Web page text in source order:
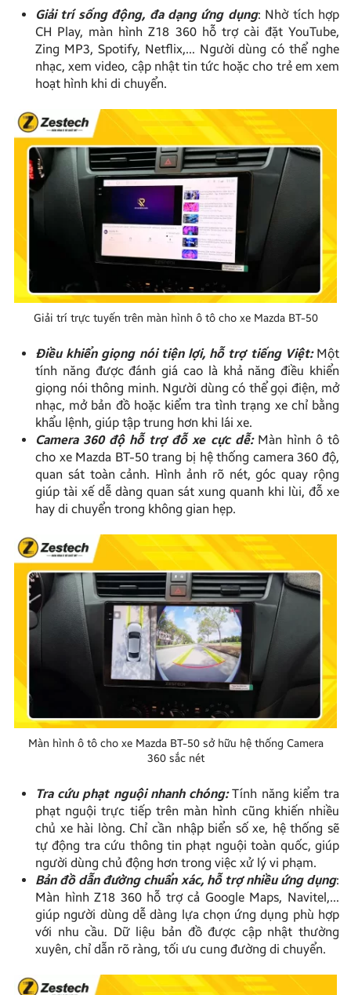
Giải trí sống động, đa dạng ứng dụng: Nhờ tích hợp
CH Play, màn hình Z18 360 hỗ trợ cài đặt YouTube,
Zing MP3, Spotify, Netflix,… Người dùng có thể nghe
nhạc, xem video, cập nhật tin tức hoặc cho trẻ em xem
hoạt hình khi di chuyển.
Giải trí trực tuyến trên màn hình ô tô cho xe Mazda BT-50
Điều khiển giọng nói tiện lợi, hỗ trợ tiếng Việt:Một
tính năng được đánh giá cao là khả năng điều khiển
giọng nói thông minh. Người dùng có thể gọi điện, mở
nhạc, mở bản đồ hoặc kiểm tra tình trạng xe chỉ bằng
khẩu lệnh, giúp tập trung hơn khi lái xe.
Camera 360 độ hỗ trợ đỗ xe cực dễ: Màn hình ô tô
cho xe Mazda BT-50 trang bị hệ thống camera 360 độ,
quan sát toàn cảnh. Hình ảnh rõ nét, góc quay rộng
giúp tài xế dễ dàng quan sát xung quanh khi lùi, đỗ xe
hay di chuyển trong không gian hẹp.
Màn hình ô tô cho xe Mazda BT-50 sở hữu hệ thống Camera
360 sắc nét
Tra cứu phạt nguội nhanh chóng:Tính năng kiểm tra
phạt nguội trực tiếp trên màn hình cũng khiến nhiều
chủ xe hài lòng. Chỉ cần nhập biển số xe, hệ thống sẽ
tự động tra cứu thông tin phạt nguội toàn quốc, giúp
người dùng chủ động hơn trong việc xử lý vi phạm.
Bản đồ dẫn đường chuẩn xác, hỗ trợ nhiều ứng dụng:
Màn hình Z18 360 hỗ trợ cả Google Maps, Navitel,…
giúp người dùng dễ dàng lựa chọn ứng dụng phù hợp
với nhu cầu. Dữ liệu bản đồ được cập nhật thường
xuyên, chỉ dẫn rõ ràng, tối ưu cung đường di chuyển.